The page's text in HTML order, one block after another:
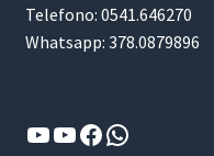
Telefono: 0541.646270
Whatsapp: 378.0879896
YouTube
YouTube
Facebook
WhatsApp